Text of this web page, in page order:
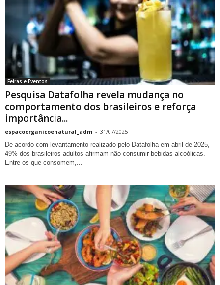
Feiras e Eventos
Pesquisa Datafolha revela mudança no
comportamento dos brasileiros e reforça
importância...
espacoorganicoenatural_adm - 31/07/2025
De acordo com levantamento realizado pelo Datafolha em abril de 2025,
49% dos brasileiros adultos afirmam não consumir bebidas alcoólicas.
Entre os que consomem,...